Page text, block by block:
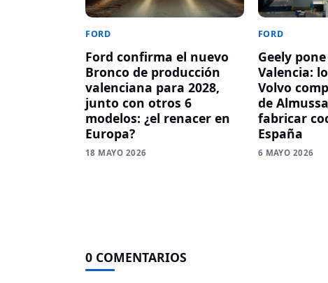
FORD
Ford confirma el nuevo
Bronco de producción
valenciana para 2028,
junto con otros 6
modelos: ¿el renacer en
Europa?
18 MAYO 2026
FORD
Geely
Valencia:
Volvo
de
fabricar
España
6 MAYO 2026
0 COMENTARIOS